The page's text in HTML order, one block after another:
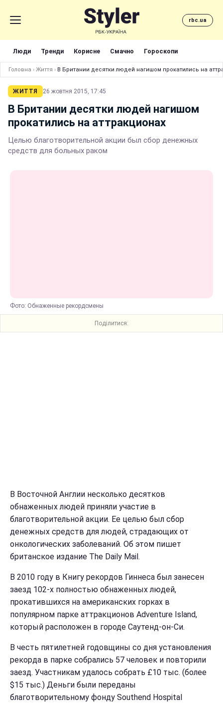
rbc.ua
Люди Тренди Корисне Смачно Гороскопи
Головна › Життя › В Британии десятки людей нагишом прокатились на
ЖИТТЯ 26 жовтня 2015, 17:45
В Британии десятки людей нагишом
прокатились на аттракционах
Целью благотворительной акции был сбор денежных
средств для больных раком
Фото: Обнаженные рекордсмены
Поділитися:
В Восточной Англии несколько десятков
обнаженных людей приняли участие в
благотворительной акции. Ее целью был сбор
денежных средств для людей, страдающих от
онкологических заболеваний. Об этом пишет
британское издание The Daily Mail.
В 2010 году в Книгу рекордов Гиннеса был занесен
заезд 102-х полностью обнаженных людей,
прокатившихся на американских горках в
популярном парке аттракционов Adventure Island,
который расположен в городе Саутенд-он-Си.
В честь пятилетней годовщины со дня установления
рекорда в парке собрались 57 человек и повторили
заезд. Участникам удалось собрать £10 тыс. (более
$15 тыс.) Деньги были переданы
благотворительному фонду Southend Hospital